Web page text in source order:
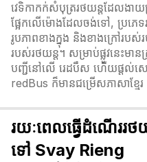
វេទិកាកក់សំបុត្ររថយន្តដែលងាយ
ផ្អែកលើម៉ោងដែលចង់ទៅ, ប្រភេទ
រូបភាពខាងក្នុង និងខាងក្រៅរ
របស់រថយន្ត។ សម្រាប់ផ្លូវនេះម
បញ្ជីនៅលើ រេដបឹស ហើយផ្តល់សេ
redBus ក៏មានជម្រើសភាសាខ្មែរ
រយៈពេលធ្វើដំណើររ
ទៅ Svay Rieng